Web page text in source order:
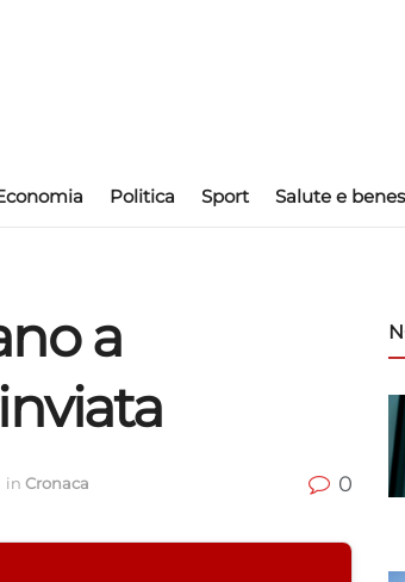
Politica Sport Salute e
a
in Cronaca 0